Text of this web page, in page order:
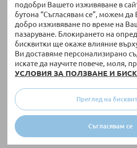
подобри Вашето изживяване в
бутона “Съгласявам се”, можем
добро изживяване по време на
пазаруване. Блокирането на
бисквитки ще окаже влияние
Ви доставяме персонализирано
искате да научите повече, моля,
УСЛОВИЯ ЗА ПОЛЗВАНЕ И
Съгласявам се
Преглед на
че водата е с идеалната
температура - 35-37 градуса;
играчки за баня.
Съветите на Raya Toys за
Много е важно първите седмици да не
за това е важно как ще държите детето
намокрите не е фатално, но не трябва
да не се възпали. Хванете детето
гърба. След като вече използвате вана